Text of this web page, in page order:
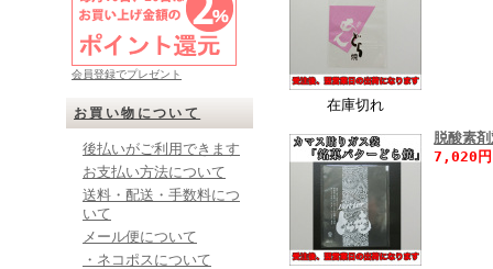
会員登録でプレゼント
お買い物について
後払いがご利用できます
お支払い方法について
送料・配送・手数料につ
いて
メール便について
・ネコポスについて
在庫切れ
脱酸素
7,020